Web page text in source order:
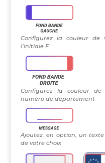
Configurez la couleur
l’initiale F
Configurez la couleur
numéro de département
Ajoutez, en option, un
de votre choix